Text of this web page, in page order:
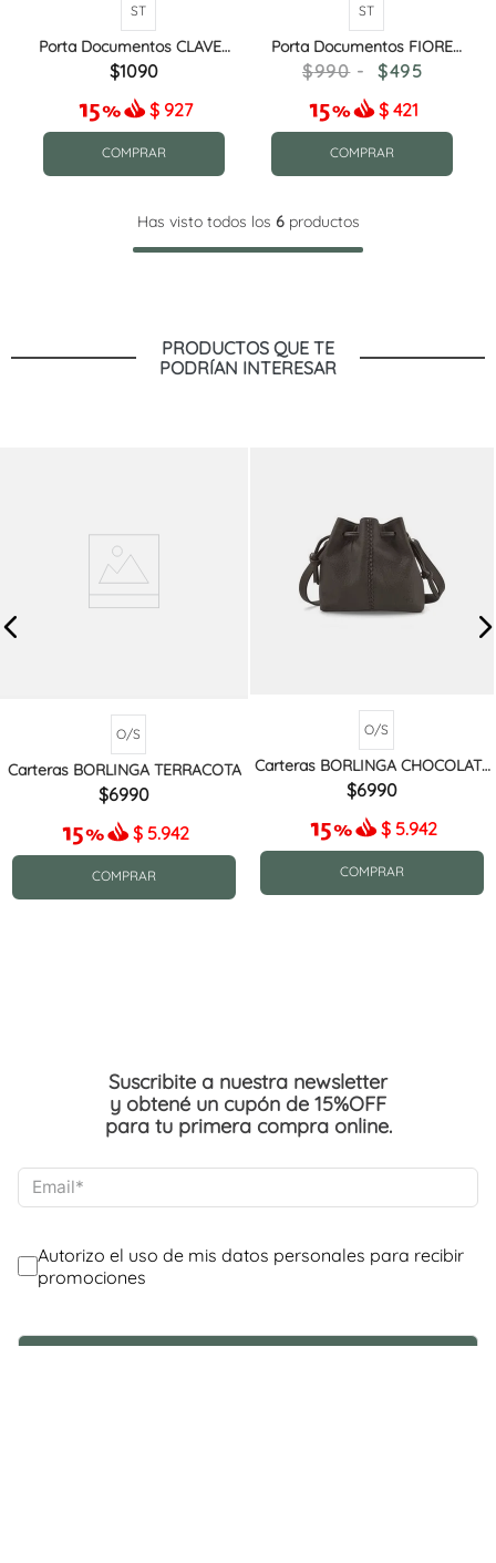
ST
Porta Documentos CLAVEL
II CRUDO
1090
$ 927
COMPRAR
ST
Porta Documentos FIORE
ROJO/BORDEAUX
990
495
$ 421
COMPRAR
Has visto todos los 6productos
PRODUCTOS QUE TE
PODRÍAN INTERESAR
O/S
Carteras BORLINGA TERRACOTA
6990
$ 5.942
COMPRAR
O/S
Carteras BORLINGA CHOCOLATE
MIX
6990
$ 5.942
COMPRAR
Suscribite a nuestra newsletter
y obtené un cupón de 15%OFF
para tu primera compra online.